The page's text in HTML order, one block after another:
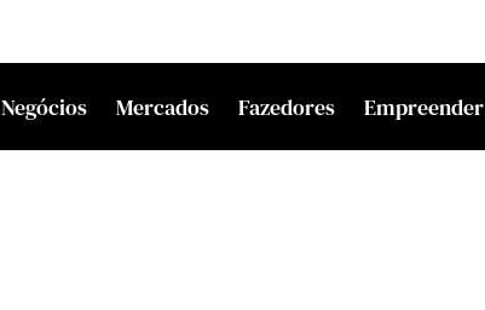
Negócios Mercados Fazedores Empreender